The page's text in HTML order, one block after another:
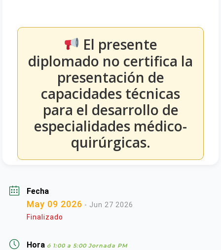
El presente
diplomado no certifica la
presentación de
capacidades técnicas
para el desarrollo de
especialidades médico-
quirúrgicas.
Fecha
May 09 2026 - Jun 27 2026
Finalizado
Hora ó 1:00 a 5:00 Jornada PM